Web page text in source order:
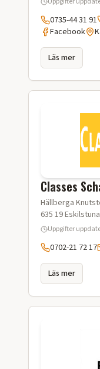
0735-44 31 91
Facebook
Läs mer
Classes
Hällberga
635 19Eskilstuna
Uppgifter
0702-21 72 17
Läs mer